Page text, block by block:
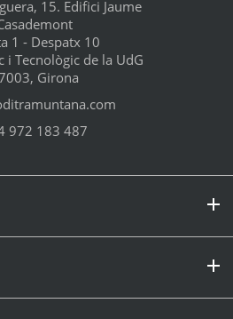
15. Edifici Jaume
1 - Despatx 10
i Tecnològic de la UdG
Girona
972 183 487